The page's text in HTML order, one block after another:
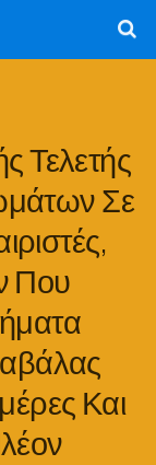
Τελετής
Σε
Που
Και